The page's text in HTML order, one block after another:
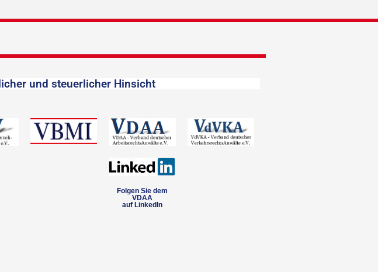
und steuerlicher Hinsicht
Folgen Sie dem
VDAA
auf LinkedIn